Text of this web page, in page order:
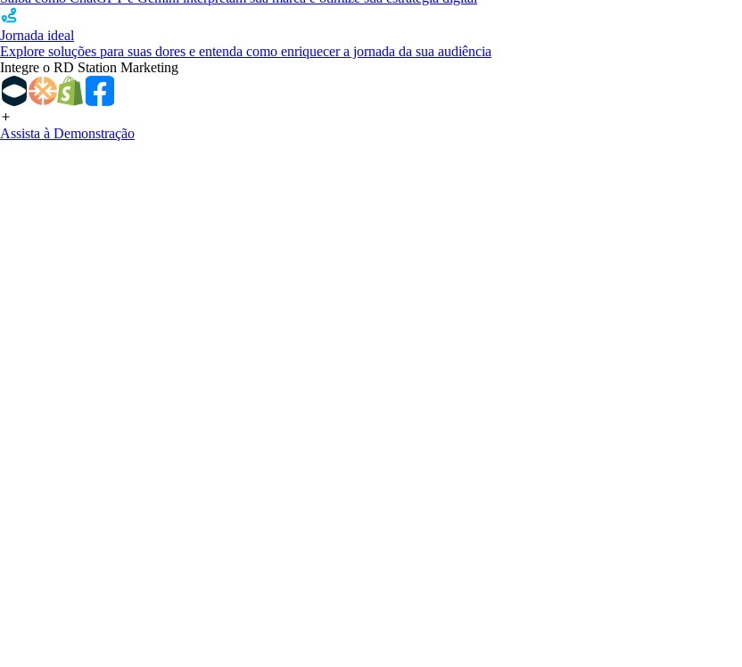
Jornada ideal
Explore soluções para suas dores e entenda como enriquecer a jornada da sua audiência
Integre o RD Station Marketing
Assista à Demonstração